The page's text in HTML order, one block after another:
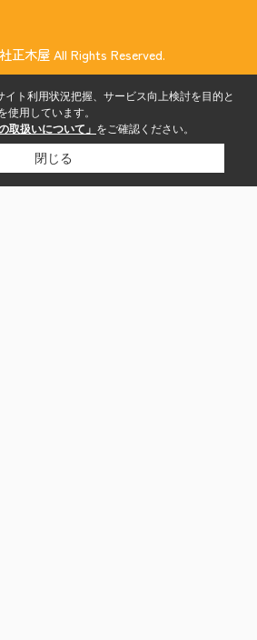
正木屋 All Rights Reserved.
ト利用状況把握、サービス向上検討を目的と
使用しています。
取扱いについて」 をご確認ください。
閉じる